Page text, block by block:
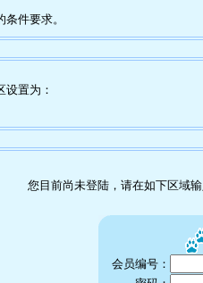
件要求。
设置为：
您目前尚未登陆，请在如下区域
会员编号：